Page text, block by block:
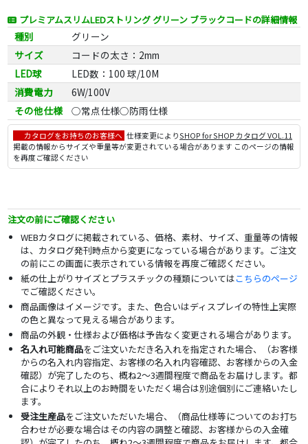
プレミアムスリムLEDストリング グリーン ブラックコードの詳細情報
種別
グリーン
サイズ
コードの太さ：2mm
LED球
LED数：100 球/10M
消費電力
6W/100V
その他仕様
○常点仕様○防雨仕様
カタログをお持ちのお客様へ 仕様変更によりSHOP for SHOP カタログ VOL.11
掲載の情報からサイズや重量等が変更されている場合があります このページの情報
を再度ご確認ください
注文の前にご確認ください
WEBカタログに掲載されている、価格、素材、サイズ、重量等の情報
は、カタログ発刊時点から変更になっている場合があります。ご注文
の前にこの画面に表示されている情報を再度ご確認ください。
紙の仕上がりサイズとプラスチックの種類についてはこちらのページ
でご確認ください。
商品画像はイメージです。また、色合いはディスプレイの特性上実際
の色と異なって見える場合があります。
商品の外観・仕様および価格は予告なく変更される場合があります。
名入れ可能商品をご注文いただき名入れを指定された場合、（お客様
からの名入れ内容指定、お客様の名入れ内容確認、お客様からの入金
確認）が完了したのち、概ね2～3週間程度で商品をお届けします。都
合によりそれ以上のお時間をいただく場合は別途個別にご連絡いたし
ます。
受注生産品をご注文いただいた場合、（商品仕様等についてのお打ち
合わせが必要な場合はその内容の調整と確認、お客様からの入金確